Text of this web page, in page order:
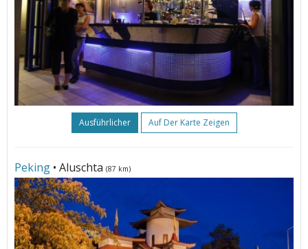
Ausführlicher Auf Der Karte Zeigen
Peking • Aluschta (87 km)